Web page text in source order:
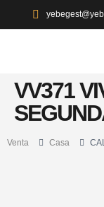
VV371
Venta Casa